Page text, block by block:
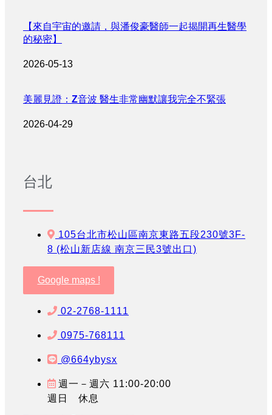
【來自宇宙的邀請，與潘俊豪醫師一起揭開再生醫學
的秘密】
2026-05-13
美麗見證：Z音波 醫生非常幽默讓我完全不緊張
2026-04-29
台北
105台北市松山區南京東路五段230號3F-
8 (松山新店線 南京三民3號出口)
Google maps !
02-2768-1111
0975-768111
@664ybysx
週一－週六 11:00-20:00
週日 休息